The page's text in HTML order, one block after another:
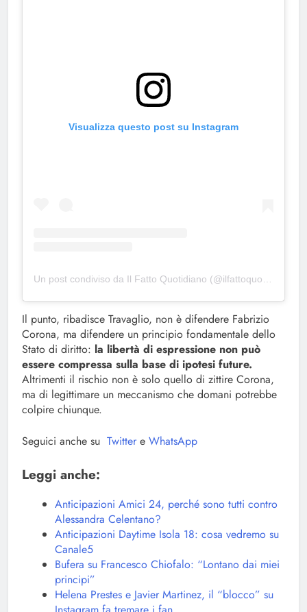
Visualizza questo post su Instagram
Un post condiviso da Il Fatto Quotidiano (@ilfattoquotidianoit)
Il punto, ribadisce Travaglio, non è difendere Fabrizio
Corona, ma difendere un principio fondamentale dello
Stato di diritto: la libertà di espressione non può
essere compressa sulla base di ipotesi future.
Altrimenti il rischio non è solo quello di zittire Corona,
ma di legittimare un meccanismo che domani potrebbe
colpire chiunque.
Seguici anche su Twitter e WhatsApp
Leggi anche:
Anticipazioni Amici 24, perché sono tutti contro
Alessandra Celentano?
Anticipazioni Daytime Isola 18: cosa vedremo su
Canale5
Bufera su Francesco Chiofalo: “Lontano dai miei
principi”
Helena Prestes e Javier Martinez, il “blocco” su